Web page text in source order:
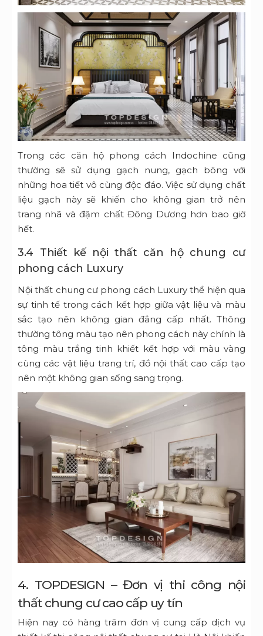
Trong các căn hộ phong cách Indochine cũng
thường sẽ sử dụng gạch nung, gạch bông với
những hoa tiết vô cùng độc đáo. Việc sử dụng chất
liệu gạch này sẽ khiến cho không gian trở nên
trang nhã và đậm chất Đông Dương hơn bao giờ
hết.
3.4 Thiết kế nội thất căn hộ chung cư
phong cách Luxury
Nội thất chung cư phong cách Luxury thể hiện qua
sự tinh tế trong cách kết hợp giữa vật liệu và màu
sắc tạo nên không gian đẳng cấp nhất. Thông
thường tông màu tạo nên phong cách này chính là
tông màu trắng tinh khiết kết hợp với màu vàng
cùng các vật liệu trang trí, đồ nội thất cao cấp tạo
nên một không gian sống sang trọng.
4. TOPDESIGN – Đơn vị thi công nội
thất chung cư cao cấp uy tín
Hiện nay có hàng trăm đơn vị cung cấp dịch vụ